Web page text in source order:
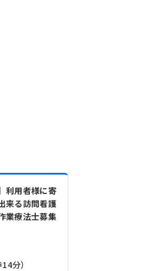
利用者様に寄
来る訪問看護
業療法士募集
分）